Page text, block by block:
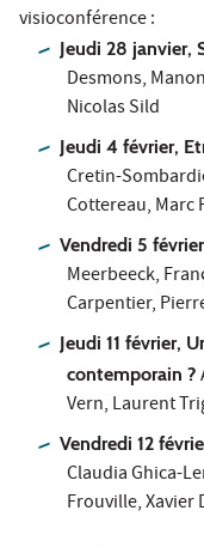
visioconférence :
Jeudi 28 janvier,
Desmons,
Nicolas Sild
Jeudi 4 février,
Cretin-
Cottereau, Marc
Vendredi 5
Meerbeeck,
Carpentier,
Jeudi 11 février,
contemporain ?
Vern, Laurent
Vendredi 12
Claudia Ghica-
Frouville, Xavier